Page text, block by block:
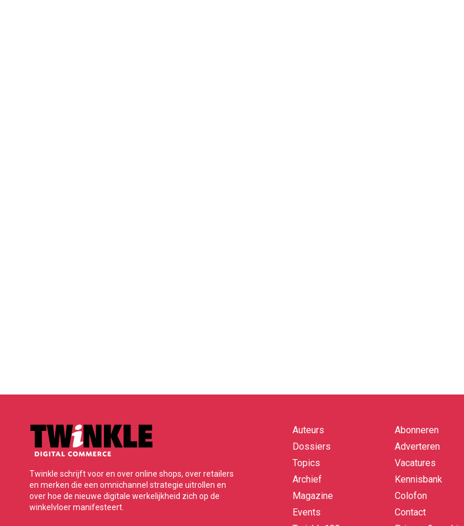
Twinkle schrijft voor en over online shops, over retailers
en merken die een omnichannel strategie uitrollen en
over hoe de nieuwe digitale werkelijkheid zich op de
winkelvloer manifesteert.
Quick
links
Auteurs
Dossiers
Topics
Archief
Magazine
Events
Abonneren
Adverteren
Vacatures
Kennisbank
Colofon
Contact